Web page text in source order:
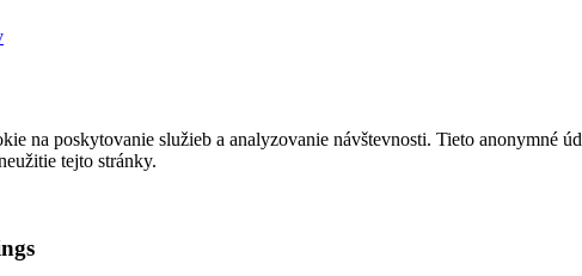
na poskytovanie služieb a analyzovanie návštevnosti. Tieto anonymné
tejto stránky.